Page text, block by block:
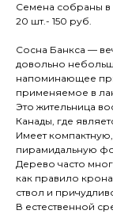
Семена собраны в
20 шт.- 150 руб.
Сосна Банкса —
довольно
напоминающее
применяемое в
Это жительница
Канады, где
Имеет
пирамидальную
Дерево часто
как правило
ствол и
В естественной